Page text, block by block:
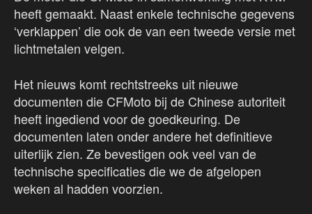
heeft gemaakt. Naast enkele technische gegevens
‘verklappen’ die ook de van een tweede versie met
lichtmetalen velgen.
Het nieuws komt rechtstreeks uit nieuwe
documenten die CFMoto bij de Chinese autoriteit
heeft ingediend voor de goedkeuring. De
documenten laten onder andere het definitieve
uiterlijk zien. Ze bevestigen ook veel van de
technische specificaties die we de afgelopen
weken al hadden voorzien.